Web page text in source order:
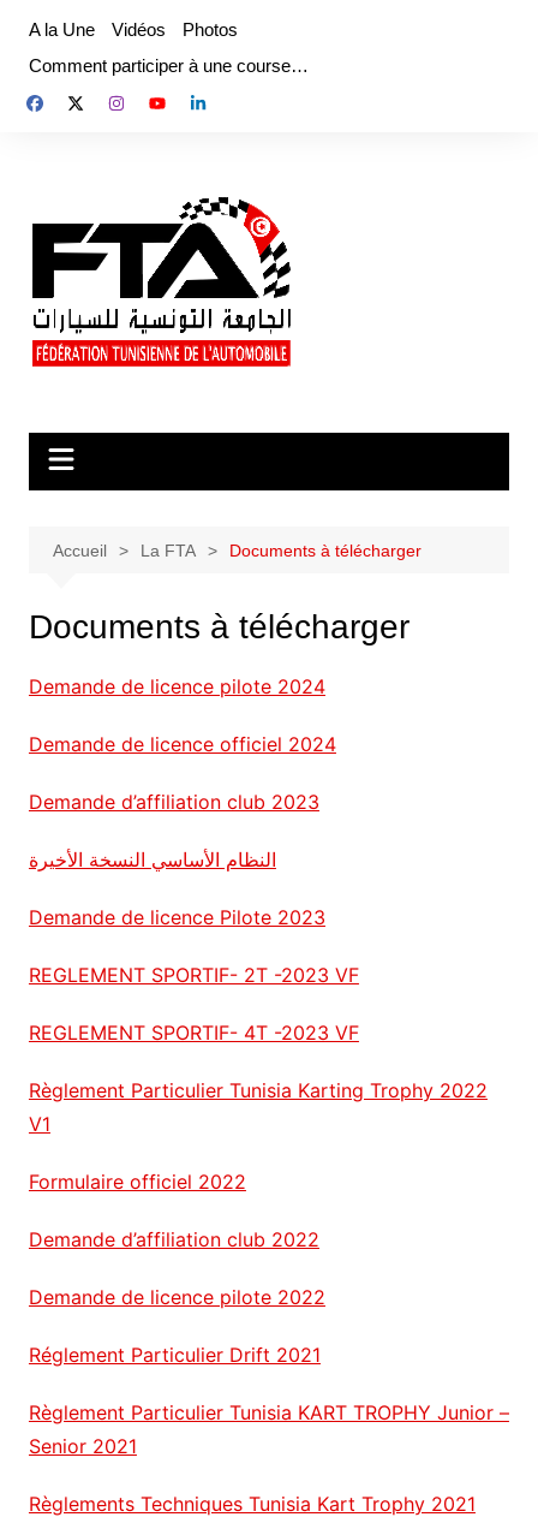
contenu
A la Une Vidéos
Photos
Comment participer à une course…
Accueil La FTA Documents à télécharger
Documents à télécharger
Demande de licence pilote 2024
Demande de licence officiel 2024
Demande d’affiliation club 2023
النظام الأساسي النسخة الأخيرة
Demande de licence Pilote 2023
REGLEMENT SPORTIF- 2T -2023 VF
REGLEMENT SPORTIF- 4T -2023 VF
Règlement Particulier Tunisia Karting Trophy 2022
V1
Formulaire officiel 2022
Demande d’affiliation club 2022
Demande de licence pilote 2022
Réglement Particulier Drift 2021
Règlement Particulier Tunisia KART TROPHY Junior –
Senior 2021
Règlements Techniques Tunisia Kart Trophy 2021